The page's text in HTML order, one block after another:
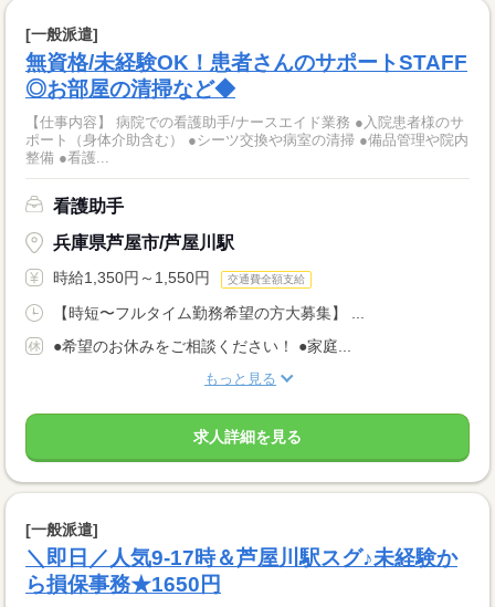
[一般派遣]
無資格/未経験OK！患者さんのサポートSTAFF
◎お部屋の清掃など◆
【仕事内容】 病院での看護助手/ナースエイド業務 ●入院患者様のサ
ポート（身体介助含む） ●シーツ交換や病室の清掃 ●備品管理や院内
整備 ●看護...
看護助手
兵庫県芦屋市/芦屋川駅
時給1,350円～1,550円 交通費全額支給
【時短〜フルタイム勤務希望の方大募集】 ...
●希望のお休みをご相談ください！ ●家庭...
もっと見る
求人詳細を見る
[一般派遣]
＼即日／人気9-17時＆芦屋川駅スグ♪未経験か
ら損保事務★1650円